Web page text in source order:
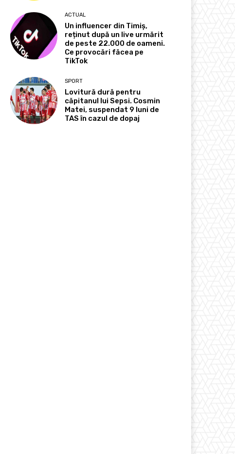
ACTUAL
Un influencer din Timiș,
reținut după un live urmărit
de peste 22.000 de oameni.
Ce provocări făcea pe
TikTok
SPORT
Lovitură dură pentru
căpitanul lui Sepsi. Cosmin
Matei, suspendat 9 luni de
TAS în cazul de dopaj